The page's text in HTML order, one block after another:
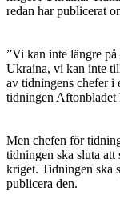
redan har publicerat
”Vi kan inte längre på
Ukraina, vi kan inte
av tidningens chefer i
tidningen Aftonbladet
Men chefen för
tidningen ska sluta
kriget. Tidningen ska
publicera den.